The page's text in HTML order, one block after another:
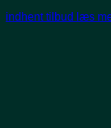
indhent tilbud læs